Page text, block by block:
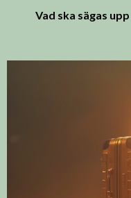
Vad ska sägas